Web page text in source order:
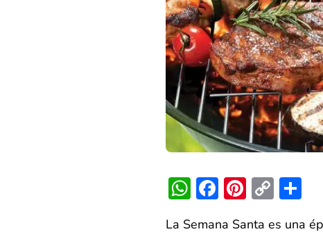
CARNE
SEMANA
SANTA?
WhatsApp
Facebook
Pinterest
Copy
La Semana Santa es una